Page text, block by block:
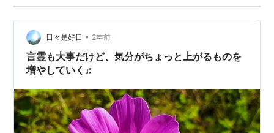
日々是好日 • 2年前
言霊も大事だけど、気分がちょっと上がるものを
増やしていく♬